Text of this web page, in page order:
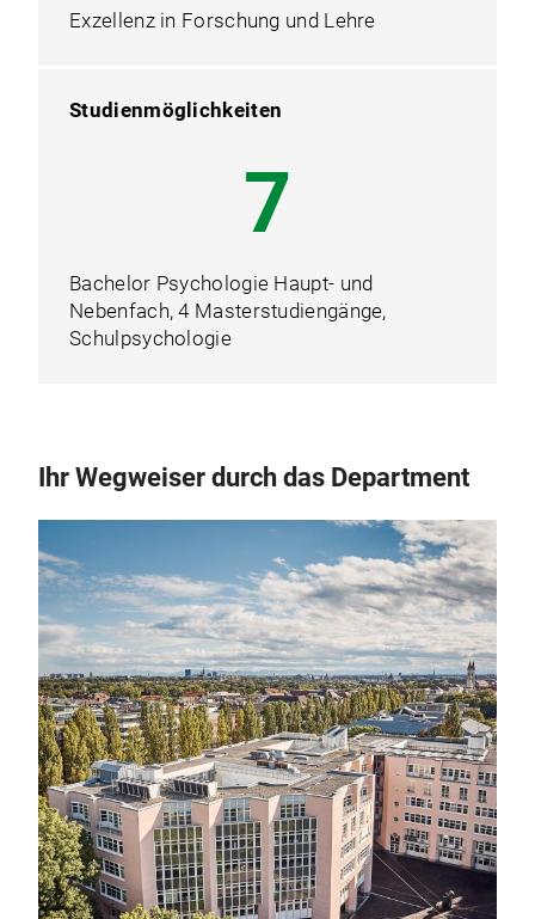
Exzellenz in Forschung und Lehre
Studienmöglichkeiten
7
Bachelor Psychologie Haupt- und
Nebenfach, 4 Masterstudiengänge,
Schulpsychologie
Ihr Wegweiser durch das Department